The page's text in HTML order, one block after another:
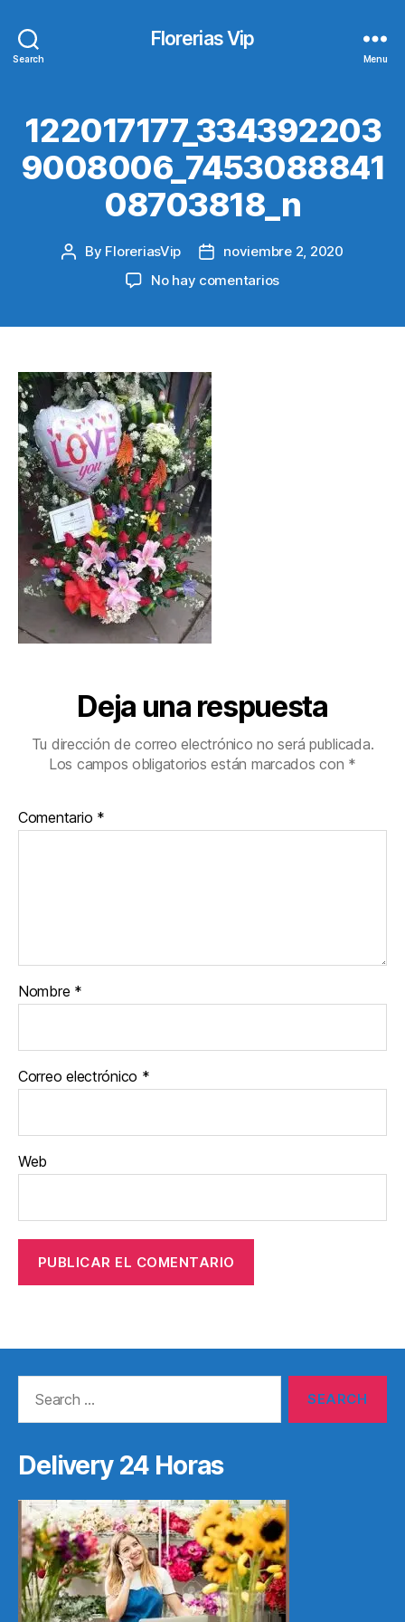
Search
Florerias Vip
Menu
122017177_334392203
9008006_7453088841
08703818_n
Post
By FloreriasVip
Postnoviembre 2, 2020
No hay comentariosen
Deja una respuesta
Tu dirección de correo electrónico no será publicada.
Los campos obligatorios están marcados con *
Comentario *
Nombre *
Correo electrónico *
Web
Delivery 24 Horas